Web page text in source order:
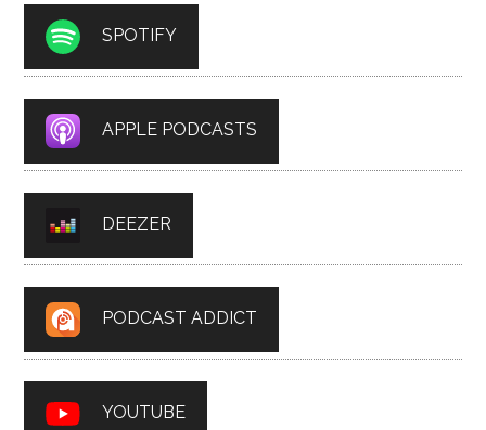
SPOTIFY
APPLE PODCASTS
DEEZER
PODCAST ADDICT
YOUTUBE